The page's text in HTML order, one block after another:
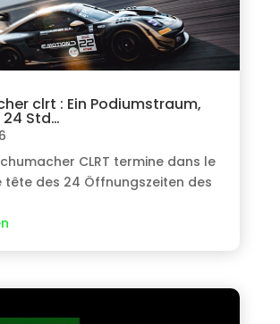
clrt : Ein Podiumstraum,
Std…
CLRT termine dans le
tête des 24 Öffnungszeiten des